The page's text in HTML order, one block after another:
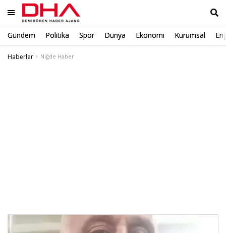
Gündem Politika Spor Dünya Ekonomi Kurumsal
Haberler
Niğde Haber